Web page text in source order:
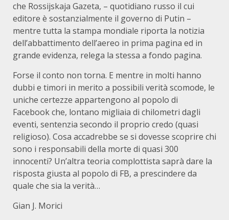
che Rossijskaja Gazeta, – quotidiano russo il cui
editore è sostanzialmente il governo di Putin –
mentre tutta la stampa mondiale riporta la notizia
dell’abbattimento dell’aereo in prima pagina ed in
grande evidenza, relega la stessa a fondo pagina.
Forse il conto non torna. E mentre in molti hanno
dubbi e timori in merito a possibili verità scomode, le
uniche certezze appartengono al popolo di
Facebook che, lontano migliaia di chilometri dagli
eventi, sentenzia secondo il proprio credo (quasi
religioso). Cosa accadrebbe se si dovesse scoprire chi
sono i responsabili della morte di quasi 300
innocenti? Un’altra teoria complottista saprà dare la
risposta giusta al popolo di FB, a prescindere da
quale che sia la verità…
Gian J. Morici